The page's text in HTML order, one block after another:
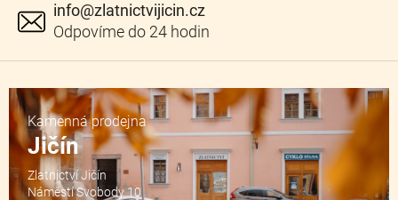
info@zlatnictvijicin.cz
Kamenná prodejna
Jičín
Zlatnictví Jičín
Náměstí Svobody 10